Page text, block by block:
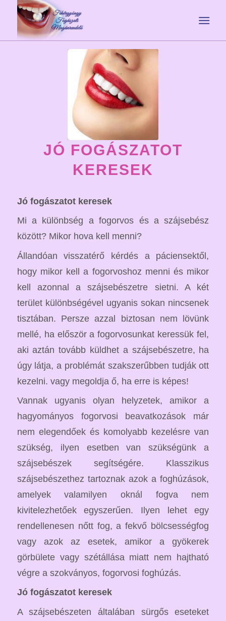
JÓ FOGÁSZATOT
KERESEK
Jó fogászatot keresek
Mi a különbség a fogorvos és a szájsebész
között? Mikor hova kell menni?
Állandóan visszatérő kérdés a páciensektől,
hogy mikor kell a fogorvoshoz menni és mikor
kell azonnal a szájsebészetre sietni. A két
terület különbségével ugyanis sokan nincsenek
tisztában. Persze azzal biztosan nem lövünk
mellé, ha először a fogorvosunkat keressük fel,
aki aztán tovább küldhet a szájsebészetre, ha
úgy látja, a problémát szakszerűbben tudják ott
kezelni. vagy megoldja ő, ha erre is képes!
Vannak ugyanis olyan helyzetek, amikor a
hagyományos fogorvosi beavatkozások már
nem elegendőek és komolyabb kezelésre van
szükség, ilyen esetben van szükségünk a
szájsebészek segítségére. Klasszikus
szájsebészethez tartoznak azok a foghúzások,
amelyek valamilyen oknál fogva nem
kivitelezhetőek egyszerűen. Ilyen lehet egy
rendellenesen nőtt fog, a fekvő bölcsességfog
vagy azok az esetek, amikor a gyökerek
görbülete vagy szétállása miatt nem hajtható
végre a szokványos, fogorvosi foghúzás.
Jó fogászatot keresek
A szájsebészeten általában sürgős eseteket